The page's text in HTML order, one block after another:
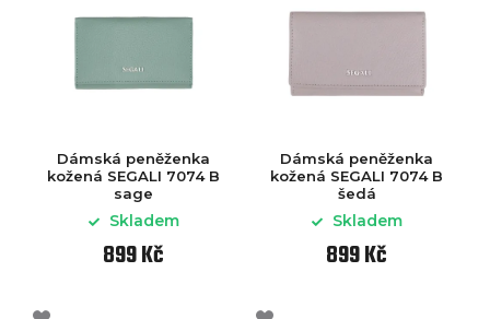
Dámská peněženka
kožená SEGALI 7074 B
sage
Skladem
899 Kč
Dámská peněženka
kožená SEGALI 7074 B
šedá
Skladem
899 Kč